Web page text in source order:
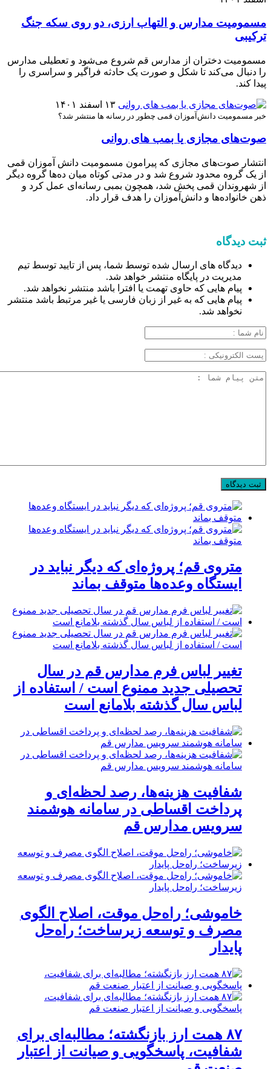
مسمومیت مدارس و التهاب ارزی، دو روی سکه جنگ
ترکیبی
مسمومیت دختران از مدارس قم شروع می‌شود و تعطیلی مدارس
را دنبال می‌کند تا شکل و صورت یک حادثه فراگیر و سراسری را
پیدا کند.
۱۳ اسفند ۱۴۰۱
خبر مسمومیت دانش‌آموزان قمی چطور در رسانه ها منتشر شد؟
صوت‌های مجازی یا بمب های روانی
انتشار صوت‌های مجازی که پیرامون مسمومیت دانش آموزان قمی
از یک گروه محدود شروع شد و در مدتی کوتاه میان ده‌ها گروه دیگر
از شهروندان قمی پخش شد، همچون بمبی رسانه‌ای عمل کرد و
ذهن خانواده‌ها و دانش‌آموزان را هدف قرار داد.
ثبت دیدگاه
دیدگاه های ارسال شده توسط شما، پس از تایید توسط تیم
مدیریت در پایگاه منتشر خواهد شد.
پیام هایی که حاوی تهمت یا افترا باشد منتشر نخواهد شد.
پیام هایی که به غیر از زبان فارسی یا غیر مرتبط باشد منتشر
نخواهد شد.
متروی قم؛ پروژه‌ای که دیگر نباید در
ایستگاه وعده‌ها متوقف بماند
تغییر لباس فرم مدارس قم در سال
تحصیلی جدید ممنوع است / استفاده از
لباس سال گذشته بلامانع است
شفافیت هزینه‌ها، رصد لحظه‌ای و
پرداخت اقساطی در سامانه هوشمند
سرویس مدارس قم
خاموشی؛ راه‌حل موقت، اصلاح الگوی
مصرف و توسعه زیرساخت؛ راه‌حل
پایدار
۸۷ همت ارز بازنگشته؛ مطالبه‌ای برای
شفافیت، پاسخگویی و صیانت از اعتبار